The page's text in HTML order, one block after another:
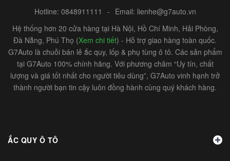
Hotline: 0848911111 - Email: lienhe@g7auto.vn
Hệ thống hơn 20 cửa hàng tại Hà Nội, Hồ Chí Minh, Hải Phòng,
Đà Nẵng, Phú Thọ (Xem chi tiết) - Hỗ trợ giao hàng toàn quốc.
G7Auto là chuỗi bán lẻ ắc quy, lốp & phụ tùng ô tô. Các sản phẩm
tại G7Auto 100% chính hãng. Với phương châm “Uy tín, chất
lượng và giá tốt nhất cho người tiêu dùng”, G7Auto vinh hạnh trở
thành người bạn tin cậy luôn đồng hành cùng quý khách hàng.
ẮC QUY Ô TÔ